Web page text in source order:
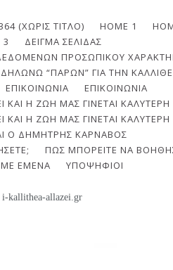
(ΧΩΡΊΣ ΤΊΤΛΟ) HOME 1
3
ΔΕΊΓΜΑ ΣΕΛΊΔΑΣ
ΠΡΟΣΩΠΙΚΟΎ
“ΠΑΡΏΝ” ΓΙΑ ΤΗΝ
ΕΠΙΚΟΙΝΩΝΊΑ
ΕΠΙΚΟΙΝΩΝΊΑ
ΚΑΙ Η ΖΩΉ ΜΑΣ ΓΊΝΕΤΑΙ ΚΑΛΎΤΕΡΗ
ΚΑΙ Η ΖΩΉ ΜΑΣ ΓΊΝΕΤΑΙ ΚΑΛΎΤΕΡΗ
Ο ΔΗΜΉΤΡΗΣ ΚΆΡΝΑΒΟΣ
ΠΩΣ ΜΠΟΡΕΊΤΕ ΝΑ
ΜΕ ΕΜΈΝΑ
ΥΠΟΨΉΦΙΟΙ
kallithea-allazei.gr